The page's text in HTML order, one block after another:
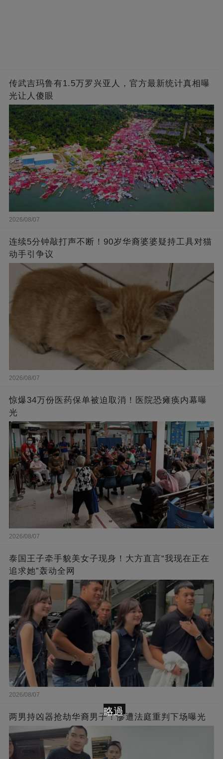
传武吉玛鲁有1.5万罗兴亚人，官方最新统计真相曝
光让人傻眼
2026/08/07
连续5分钟敲打声不断！90岁华裔婆婆疑持工具对猫
动手引争议
2026/08/07
惊爆34万份医药保单被迫取消！医院恐瘫痪内幕曝
光
2026/08/07
泰国王子牵手貌美女子现身！大方直言“我现在正在
追求她”轰动全网
2026/08/07
两男持凶器抢劫华裔男子！惨遭法庭重判下场曝光
略過